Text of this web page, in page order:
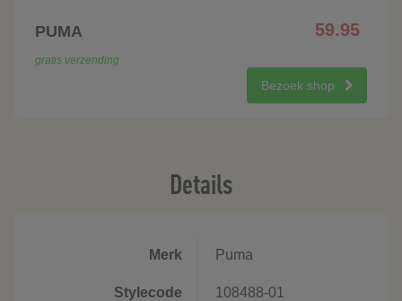
PUMA 59.95
gratis verzending
Bezoek shop
Details
Merk Puma
Stylecode 108488-01